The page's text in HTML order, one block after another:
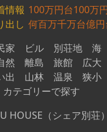
情報 100万円台100万
出し 何百万千万台億円
家
ビル 別荘地 海
然
離島 旅館 広大
出
山林 温泉 狭小
カテゴリーで探す
HOUSE（シェア別荘）